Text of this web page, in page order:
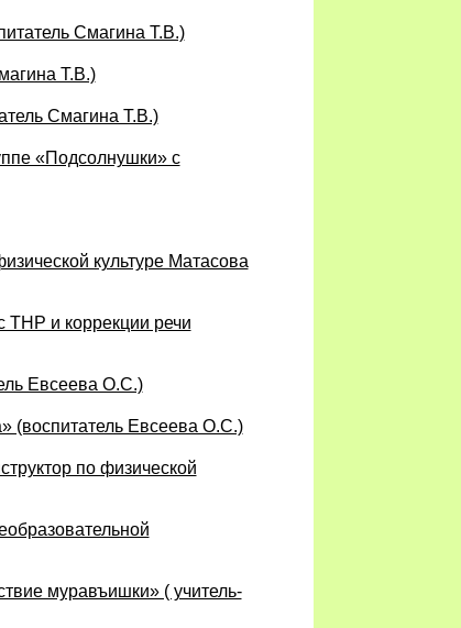
Смагина Т.В.)
Т.В.)
Смагина Т.В.)
«Подсолнушки» с
культуре Матасова
ТНР и коррекции речи
Евсеева О.С.)
(воспитатель Евсеева О.С.)
по физической
муравъишки» ( учитель-